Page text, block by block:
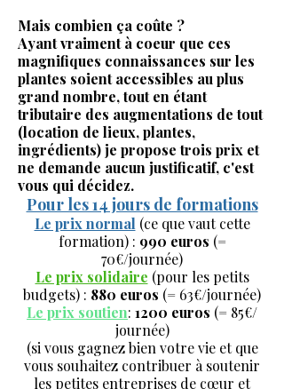
Mais combien ça coûte ?
Ayant vraiment à coeur que ces
magnifiques connaissances sur les
plantes soient accessibles au plus
grand nombre, tout en étant
tributaire des augmentations de tout
(location de lieux, plantes,
ingrédients) je propose trois prix et
ne demande aucun justificatif, c'est
vous qui décidez.
Pour les 14 jours de formations
Le prix normal (ce que vaut cette
formation) : 990 euros (=
70€/journée)
Le prix solidaire (pour les petits
budgets) : 880 euros (= 63€/journée)
Le prix soutien: 1200 euros (= 85€/
journée)
(si vous gagnez bien votre vie et que
vous souhaitez contribuer à soutenir
les petites entreprises de cœur et